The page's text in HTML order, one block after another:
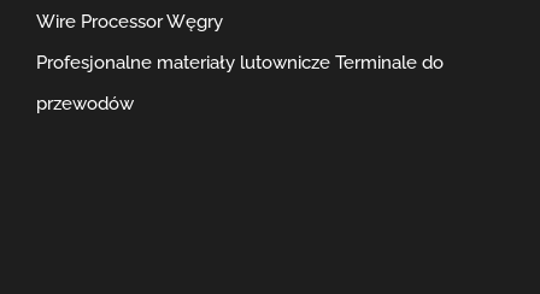
Wire Processor Węgry
Profesjonalne materiały lutownicze Terminale do
przewodów